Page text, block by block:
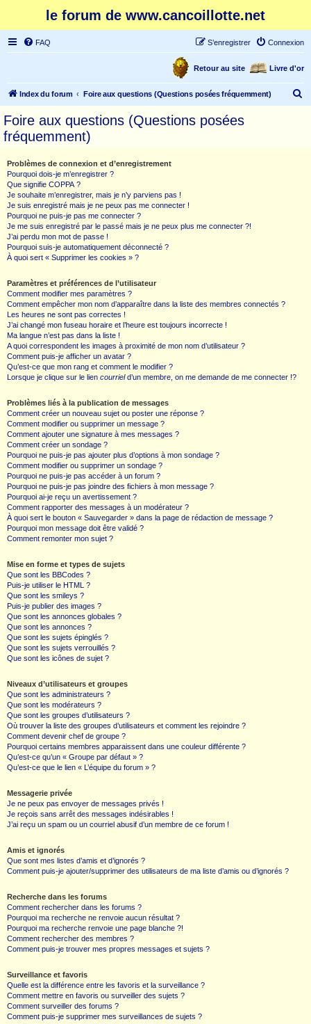
le forum de www.cancoillotte.net
FAQ Connexion
S’enregistrer
Livre d'or
Retour au site
Index du forum Foire aux questions (Questions posées fréquemment)
Foire aux questions (Questions posées
fréquemment)
Problèmes de connexion et d’enregistrement
Pourquoi dois-je m’enregistrer ?
Que signifie COPPA ?
Je souhaite m’enregistrer, mais je n’y parviens pas !
Je suis enregistré mais je ne peux pas me connecter !
Pourquoi ne puis-je pas me connecter ?
Je me suis enregistré par le passé mais je ne peux plus me connecter ?!
J’ai perdu mon mot de passe !
Pourquoi suis-je automatiquement déconnecté ?
À quoi sert « Supprimer les cookies » ?
Paramètres et préférences de l’utilisateur
Comment modifier mes paramètres ?
Comment empêcher mon nom d’apparaître dans la liste des membres connectés ?
Les heures ne sont pas correctes !
J’ai changé mon fuseau horaire et l’heure est toujours incorrecte !
Ma langue n’est pas dans la liste !
A quoi correspondent les images à proximité de mon nom d’utilisateur ?
Comment puis-je afficher un avatar ?
Qu’est-ce que mon rang et comment le modifier ?
Lorsque je clique sur le lien courrield’un membre, on me demande de me connecter !?
Problèmes liés à la publication de messages
Comment créer un nouveau sujet ou poster une réponse ?
Comment modifier ou supprimer un message ?
Comment ajouter une signature à mes messages ?
Comment créer un sondage ?
Pourquoi ne puis-je pas ajouter plus d’options à mon sondage ?
Comment modifier ou supprimer un sondage ?
Pourquoi ne puis-je pas accéder à un forum ?
Pourquoi ne puis-je pas joindre des fichiers à mon message ?
Pourquoi ai-je reçu un avertissement ?
Comment rapporter des messages à un modérateur ?
À quoi sert le bouton « Sauvegarder » dans la page de rédaction de message ?
Pourquoi mon message doit être validé ?
Comment remonter mon sujet ?
Mise en forme et types de sujets
Que sont les BBCodes ?
Puis-je utiliser le HTML ?
Que sont les smileys ?
Puis-je publier des images ?
Que sont les annonces globales ?
Que sont les annonces ?
Que sont les sujets épinglés ?
Que sont les sujets verrouillés ?
Que sont les icônes de sujet ?
Niveaux d’utilisateurs et groupes
Que sont les administrateurs ?
Que sont les modérateurs ?
Que sont les groupes d’utilisateurs ?
Où trouver la liste des groupes d’utilisateurs et comment les rejoindre ?
Comment devenir chef de groupe ?
Pourquoi certains membres apparaissent dans une couleur différente ?
Qu’est-ce qu’un « Groupe par défaut » ?
Qu’est-ce que le lien « L’équipe du forum » ?
Messagerie privée
Je ne peux pas envoyer de messages privés !
Je reçois sans arrêt des messages indésirables !
J’ai reçu un spam ou un courriel abusif d’un membre de ce forum !
Amis et ignorés
Que sont mes listes d’amis et d’ignorés ?
Comment puis-je ajouter/supprimer des utilisateurs de ma liste d’amis ou d’ignorés ?
Recherche dans les forums
Comment rechercher dans les forums ?
Pourquoi ma recherche ne renvoie aucun résultat ?
Pourquoi ma recherche renvoie une page blanche ?!
Comment rechercher des membres ?
Comment puis-je trouver mes propres messages et sujets ?
Surveillance et favoris
Quelle est la différence entre les favoris et la surveillance ?
Comment mettre en favoris ou surveiller des sujets ?
Comment surveiller des forums ?
Comment puis-je supprimer mes surveillances de sujets ?